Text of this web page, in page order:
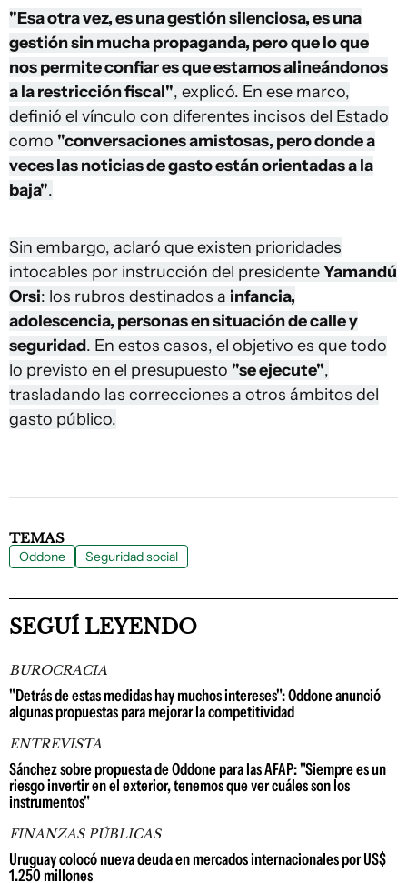
"Esa otra vez, es una gestión silenciosa, es una
gestión sin mucha propaganda, pero que lo que
nos permite confiar es que estamos alineándonos
a la restricción fiscal", explicó. En ese marco,
definió el vínculo con diferentes incisos del Estado
como "conversaciones amistosas, pero donde a
veces las noticias de gasto están orientadas a la
baja".
Sin embargo, aclaró que existen prioridades
intocables por instrucción del presidenteYamandú
Orsi: los rubros destinados a infancia,
adolescencia, personas en situación de calle y
seguridad. En estos casos, el objetivo es que todo
lo previsto en el presupuesto "se ejecute",
trasladando las correcciones a otros ámbitos del
gasto público.
TEMAS
Oddone Seguridad social
SEGUÍ LEYENDO
BUROCRACIA
"Detrás de estas medidas hay muchos intereses": Oddone anunció
algunas propuestas para mejorar la competitividad
ENTREVISTA
Sánchez sobre propuesta de Oddone para las AFAP: "Siempre es un
riesgo invertir en el exterior, tenemos que ver cuáles son los
instrumentos"
FINANZAS PÚBLICAS
Uruguay colocó nueva deuda en mercados internacionales por US$
1.250 millones